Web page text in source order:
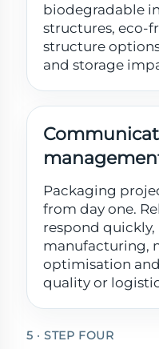
biodegradable
structures, eco-
structure
and storage
Packaging
from day one.
respond
manufacturing,
optimisation
quality or
5 · STEP FOUR